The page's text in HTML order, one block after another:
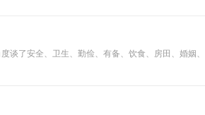
、知书明理、生活严谨、宽容善良、理想崇高的人